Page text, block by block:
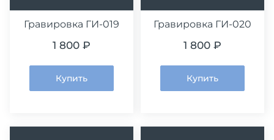
Гравировка ГИ-019
1 800 ₽
Купить
Гравировка ГИ-020
1 800 ₽
Купить